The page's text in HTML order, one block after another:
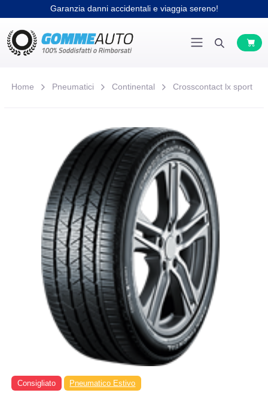
Garanzia danni accidentali e viaggia sereno!
Home Pneumatici Continental Crosscontact lx sport
Consigliato Pneumatico Estivo